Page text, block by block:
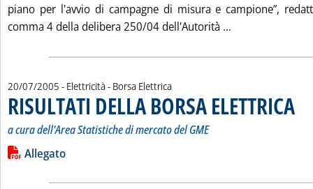
piano per l'avvio di campagne di misura e campione”,
comma 4 della delibera 250/04 dell'Autorità ...
20/07/2005 - Elettricità - Borsa Elettrica
RISULTATI DELLA BORSA ELETTRICA
a cura dell'Area Statistiche di mercato del GME
Leggi tutta la notizia: 'RISULTATI DELLA BORSA ELETTRICA'
Lista allegati PDF alla notizia
Allegato